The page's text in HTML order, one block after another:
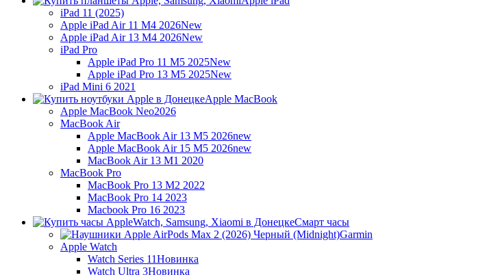
iPad 11 (2025)
Apple iPad Air 11 M4 2026New
Apple iPad Air 13 M4 2026New
iPad Pro
Apple iPad Pro 11 M5 2025New
Apple iPad Pro 13 M5 2025New
iPad Mini 6 2021
Apple MacBook
Apple MacBook Neo2026
MacBook Air
Apple MacBook Air 13 M5 2026new
Apple MacBook Air 15 M5 2026new
MacBook Air 13 M1 2020
MacBook Pro
MacBook Pro 13 M2 2022
MacBook Pro 14 2023
Macbook Pro 16 2023
Смарт часы
Garmin
Apple Watch
Watch Series 11Новинка
Watch Ultra 3Новинка